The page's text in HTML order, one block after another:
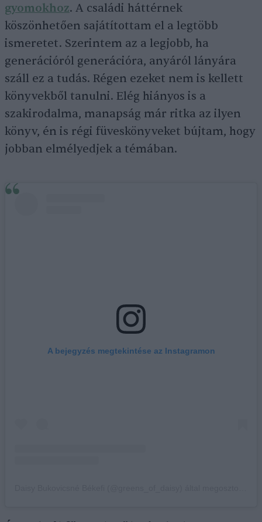
gyomokhoz. A családi háttérnek
köszönhetően sajátítottam el a legtöbb
ismeretet. Szerintem az a legjobb, ha
generációról generációra, anyáról lányára
száll ez a tudás. Régen ezeket nem is kellett
könyvekből tanulni. Elég hiányos is a
szakirodalma, manapság már ritka az ilyen
könyv, én is régi füveskönyveket bújtam, hogy
jobban elmélyedjek a témában.
A bejegyzés megtekintése az Instagramon